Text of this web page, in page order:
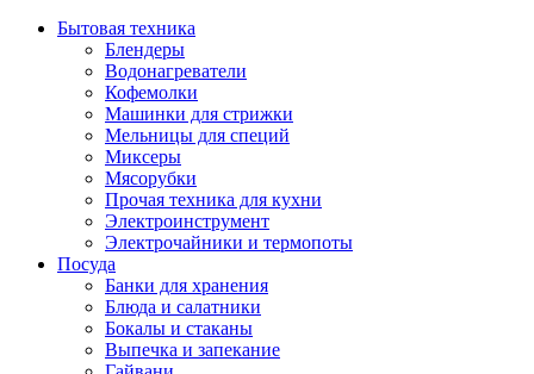
Бытовая техника
Блендеры
Водонагреватели
Кофемолки
Машинки для стрижки
Мельницы для специй
Миксеры
Мясорубки
Прочая техника для кухни
Электроинструмент
Электрочайники и термопоты
Посуда
Банки для хранения
Блюда и салатники
Бокалы и стаканы
Выпечка и запекание